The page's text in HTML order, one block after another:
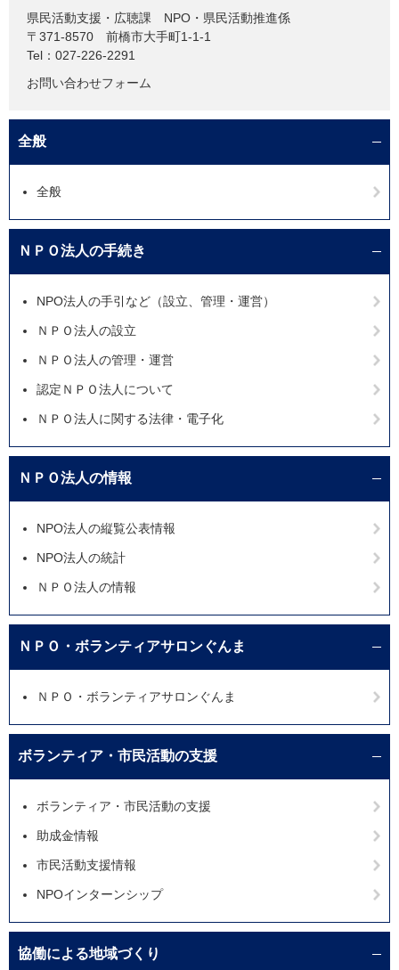
県民活動支援・広聴課
NPO・県民活動推進係
〒371-8570
前橋市大手町1-1-1
Tel：027-226-2291
お問い合わせフォーム
全般
全般
ＮＰＯ法人の手続き
NPO法人の手引など（設立、管理・運営）
ＮＰＯ法人の設立
ＮＰＯ法人の管理・運営
認定ＮＰＯ法人について
ＮＰＯ法人に関する法律・電子化
ＮＰＯ法人の情報
NPO法人の縦覧公表情報
NPO法人の統計
ＮＰＯ法人の情報
ＮＰＯ・ボランティアサロンぐんま
ＮＰＯ・ボランティアサロンぐんま
ボランティア・市民活動の支援
ボランティア・市民活動の支援
助成金情報
市民活動支援情報
NPOインターンシップ
協働による地域づくり